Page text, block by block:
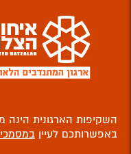
השקיפות הארגונית הינה
באפשרותכם לעיין